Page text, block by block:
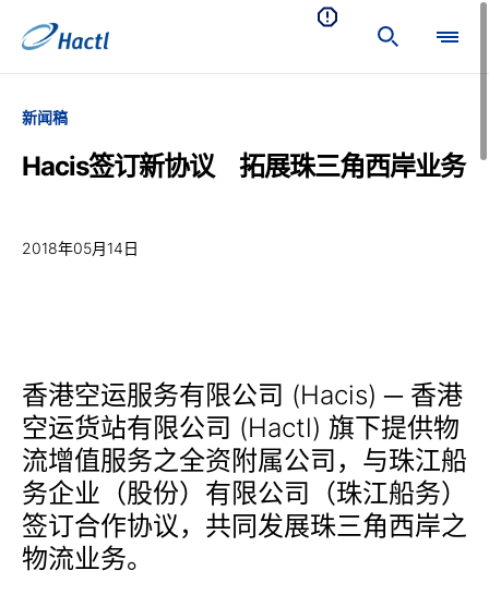
新闻稿
Hacis签订新协议 拓展珠三角西岸业务
2018年05月14日
香港空运服务有限公司 (Hacis) ─ 香港
空运货站有限公司 (Hactl) 旗下提供物
流增值服务之全资附属公司，与珠江船
务企业（股份）有限公司（珠江船务）
签订合作协议，共同发展珠三角西岸之
物流业务。